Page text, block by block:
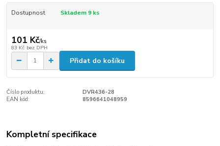
Dostupnost Skladem 9 ks
101 Kč/ks
83 Kč bez DPH
Přidat do košíku
Číslo produktu:
DVR436-28
EAN kód:
8596641048959
Kompletní specifikace